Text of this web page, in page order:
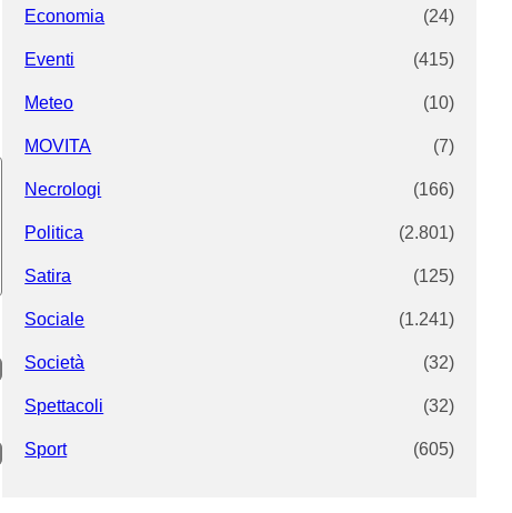
Economia (24)
Eventi (415)
Meteo (10)
MOVITA (7)
Necrologi (166)
Politica (2.801)
Satira (125)
Sociale (1.241)
Società (32)
Spettacoli (32)
Sport (605)